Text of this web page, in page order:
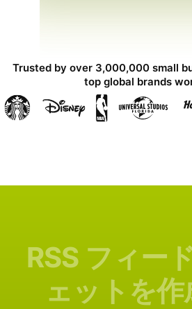
Trusted by over 3,000,000 small
top global brands
RSS フィー
ェットを